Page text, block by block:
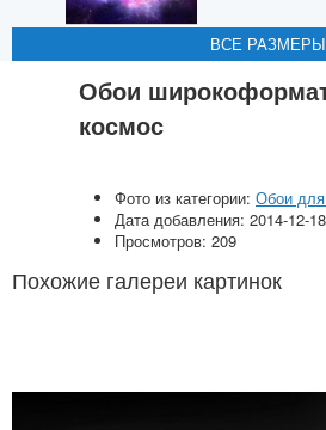
ВСЕ РАЗМЕРЫ
ВСЕ РАЗМЕРЫ
ВСЕ РАЗМЕРЫ
ВСЕ РАЗМЕРЫ
ВСЕ РАЗМЕРЫ
Обои
космос
Фото из категории: Обои для
Дата добавления: 2014-12-
Просмотров: 209
Похожие галереи картинок